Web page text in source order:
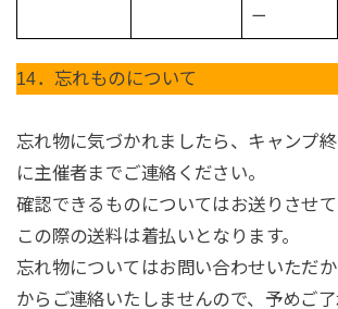
ー
14．忘れものについて
忘れ物に気づかれましたら、キャンプ
に主催者までご連絡ください。
確認できるものについてはお送りさせて
この際の送料は着払いとなります。
忘れ物についてはお問い合わせいただ
からご連絡いたしませんので、予めご了